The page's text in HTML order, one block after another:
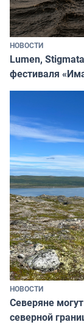
НОВОСТИ
Lumen,
фестиваля
НОВОСТИ
Северяне
северной